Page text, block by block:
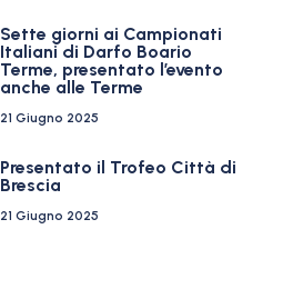
Sette giorni ai Campionati
Italiani di Darfo Boario
Terme, presentato l’evento
anche alle Terme
21 Giugno 2025
Presentato il Trofeo Città di
Brescia
21 Giugno 2025